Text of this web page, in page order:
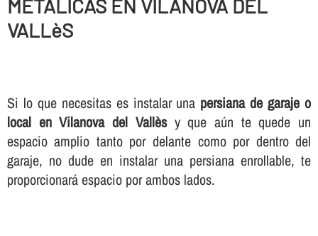
METÁLICAS EN VILANOVA DEL
VALLèS
Si lo que necesitas es instalar una persiana de garaje o
local en Vilanova del Vallèsy que aún te quede un
espacio amplio tanto por delante como por dentro del
garaje, no dude en instalar una persiana enrollable, te
proporcionará espacio por ambos lados.